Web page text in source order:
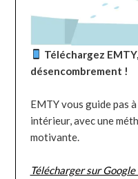
Téléchargez
désencombrement !
EMTY vous guide pas
intérieur, avec une
motivante.
Télécharger sur Google